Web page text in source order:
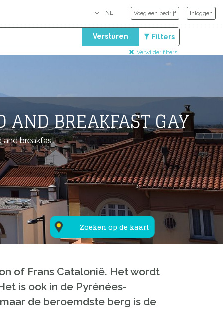
Voeg een bedrijf Inloggen
Versturen Filters
Verwijder filters
Zoeken op de kaart
BREAKFAST GAY
and breakfast
of Frans Catalonië. Het wordt
is ook in de Pyrénées-
de beroemdste berg is de